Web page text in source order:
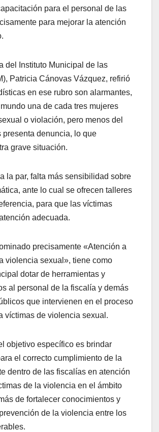
para el personal de las
para mejorar la atención
del Instituto Municipal de las
Patricia Cánovas Vázquez, refirió
en ese rubro son alarmantes,
una de cada tres mujeres
o violación, pero menos del
presenta denuncia, lo que
grave situación.
la par, falta más sensibilidad sobre
ante lo cual se ofrecen talleres
para que las víctimas
adecuada.
precisamente «Atención a
violencia sexual», tiene como
dotar de herramientas y
al personal de la fiscalía y demás
que intervienen en el proceso
víctimas de violencia sexual.
objetivo específico es brindar
el correcto cumplimiento de la
dentro de las fiscalías en atención
de la violencia en el ámbito
de fortalecer conocimientos y
de la violencia entre los